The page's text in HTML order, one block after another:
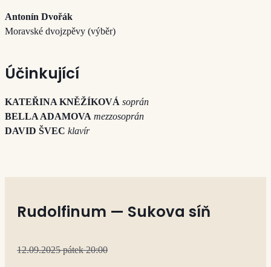
Antonín Dvořák
Moravské dvojzpěvy (výběr)
Účinkující
KATEŘINA KNĚŽÍKOVÁ soprán
BELLA ADAMOVA mezzosoprán
DAVID ŠVEC klavír
Rudolfinum — Sukova síň
12.09.2025 pátek 20:00